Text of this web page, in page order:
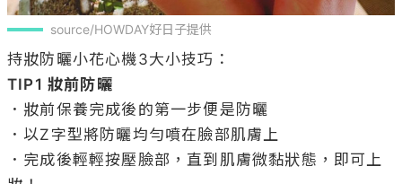
source/HOWDAY好日子提供
TIP1 妝前防曬
．妝前保養完成後的第一步便是防曬
．以Z字型將防曬均勻噴在臉部肌膚上
．完成後輕輕按壓臉部，直到肌膚微黏狀態，即可上